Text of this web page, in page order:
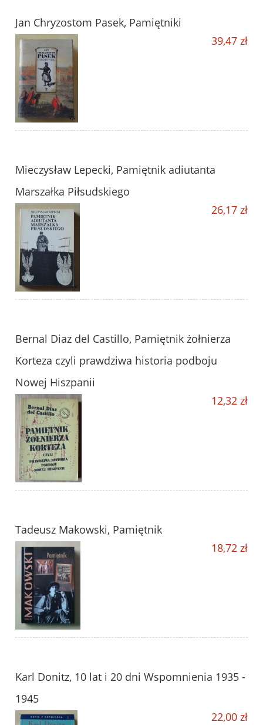
Jan Chryzostom Pasek, Pamiętniki
39,47 zł
Mieczysław Lepecki, Pamiętnik adiutanta
Marszałka Piłsudskiego
26,17 zł
Bernal Diaz del Castillo, Pamiętnik żołnierza
Korteza czyli prawdziwa historia podboju
Nowej Hiszpanii
12,32 zł
Tadeusz Makowski, Pamiętnik
18,72 zł
Karl Donitz, 10 lat i 20 dni Wspomnienia 1935 -
1945
22,00 zł